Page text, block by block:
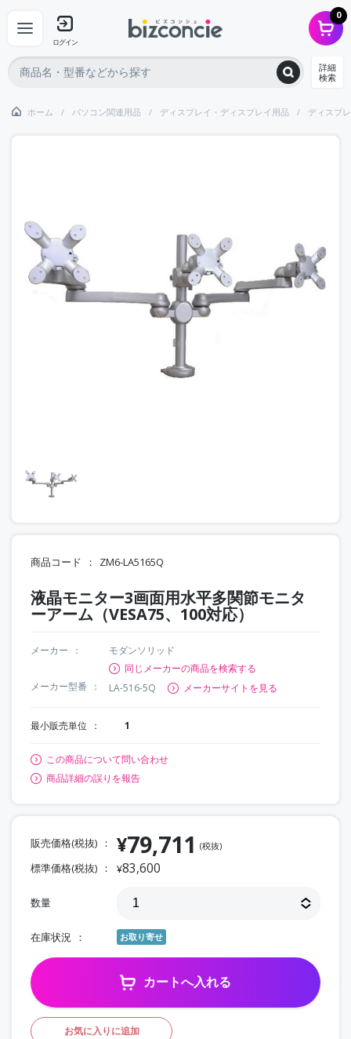
ログイン
0
詳細
検索
ホーム パソコン関連用品 ディスプレイ・ディスプレイ用品 ディスプ
商品コード ZM6-LA5165Q
液晶モニター3画面用水平多関節モニタ
ーアーム（VESA75、100対応）
メーカー
モダンソリッド
同じメーカーの商品を検索する
メーカー型番
LA-516-5Q メーカーサイトを見る
最小販売単位 1
この商品について問い合わせ
商品詳細の誤りを報告
販売価格(税抜) ¥79,711 (税抜)
標準価格(税抜) ¥83,600
数量
在庫状況 お取り寄せ
カートへ入れる
お気に入りに追加